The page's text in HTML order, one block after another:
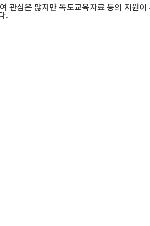
관심은 많지만 독도교육자료 등의 지원
.